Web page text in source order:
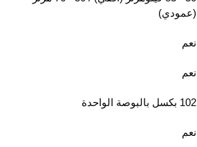
(عمودي)
نعم
نعم
102 بكسل بالبوصة الواحدة
نعم